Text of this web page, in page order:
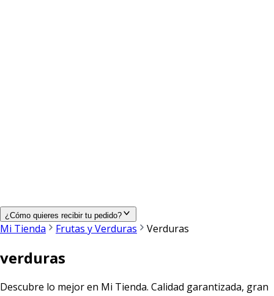
¿Cómo quieres recibir tu pedido?
Mi Tienda Frutas y Verduras Verduras
verduras
Descubre lo mejor en Mi Tienda. Calidad garantizada, gran